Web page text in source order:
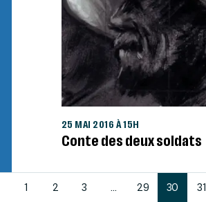
25 MAI 2016 À 15H
Conte des deux soldats
1 2 3 ... 29 30 31